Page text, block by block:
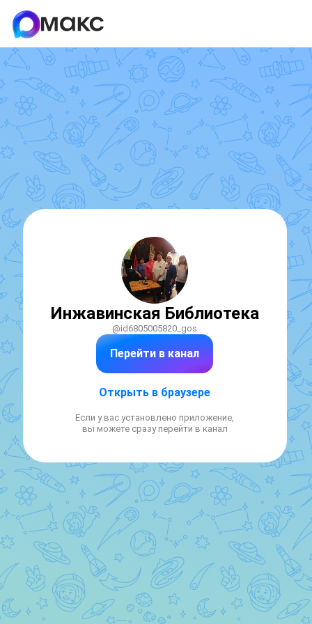
Инжавинская Библиотека
@id6805005820_gos
Перейти в канал
Открыть в браузере
Если у вас установлено приложение,
вы можете сразу перейти в канал